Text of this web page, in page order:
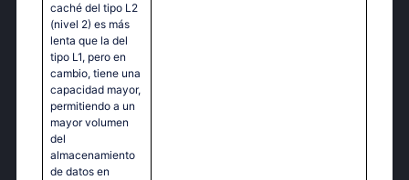
caché del tipo L2
(nivel 2) es más
lenta que la del
tipo L1, pero en
cambio, tiene una
capacidad mayor,
permitiendo a un
mayor volumen
del
almacenamiento
de datos en